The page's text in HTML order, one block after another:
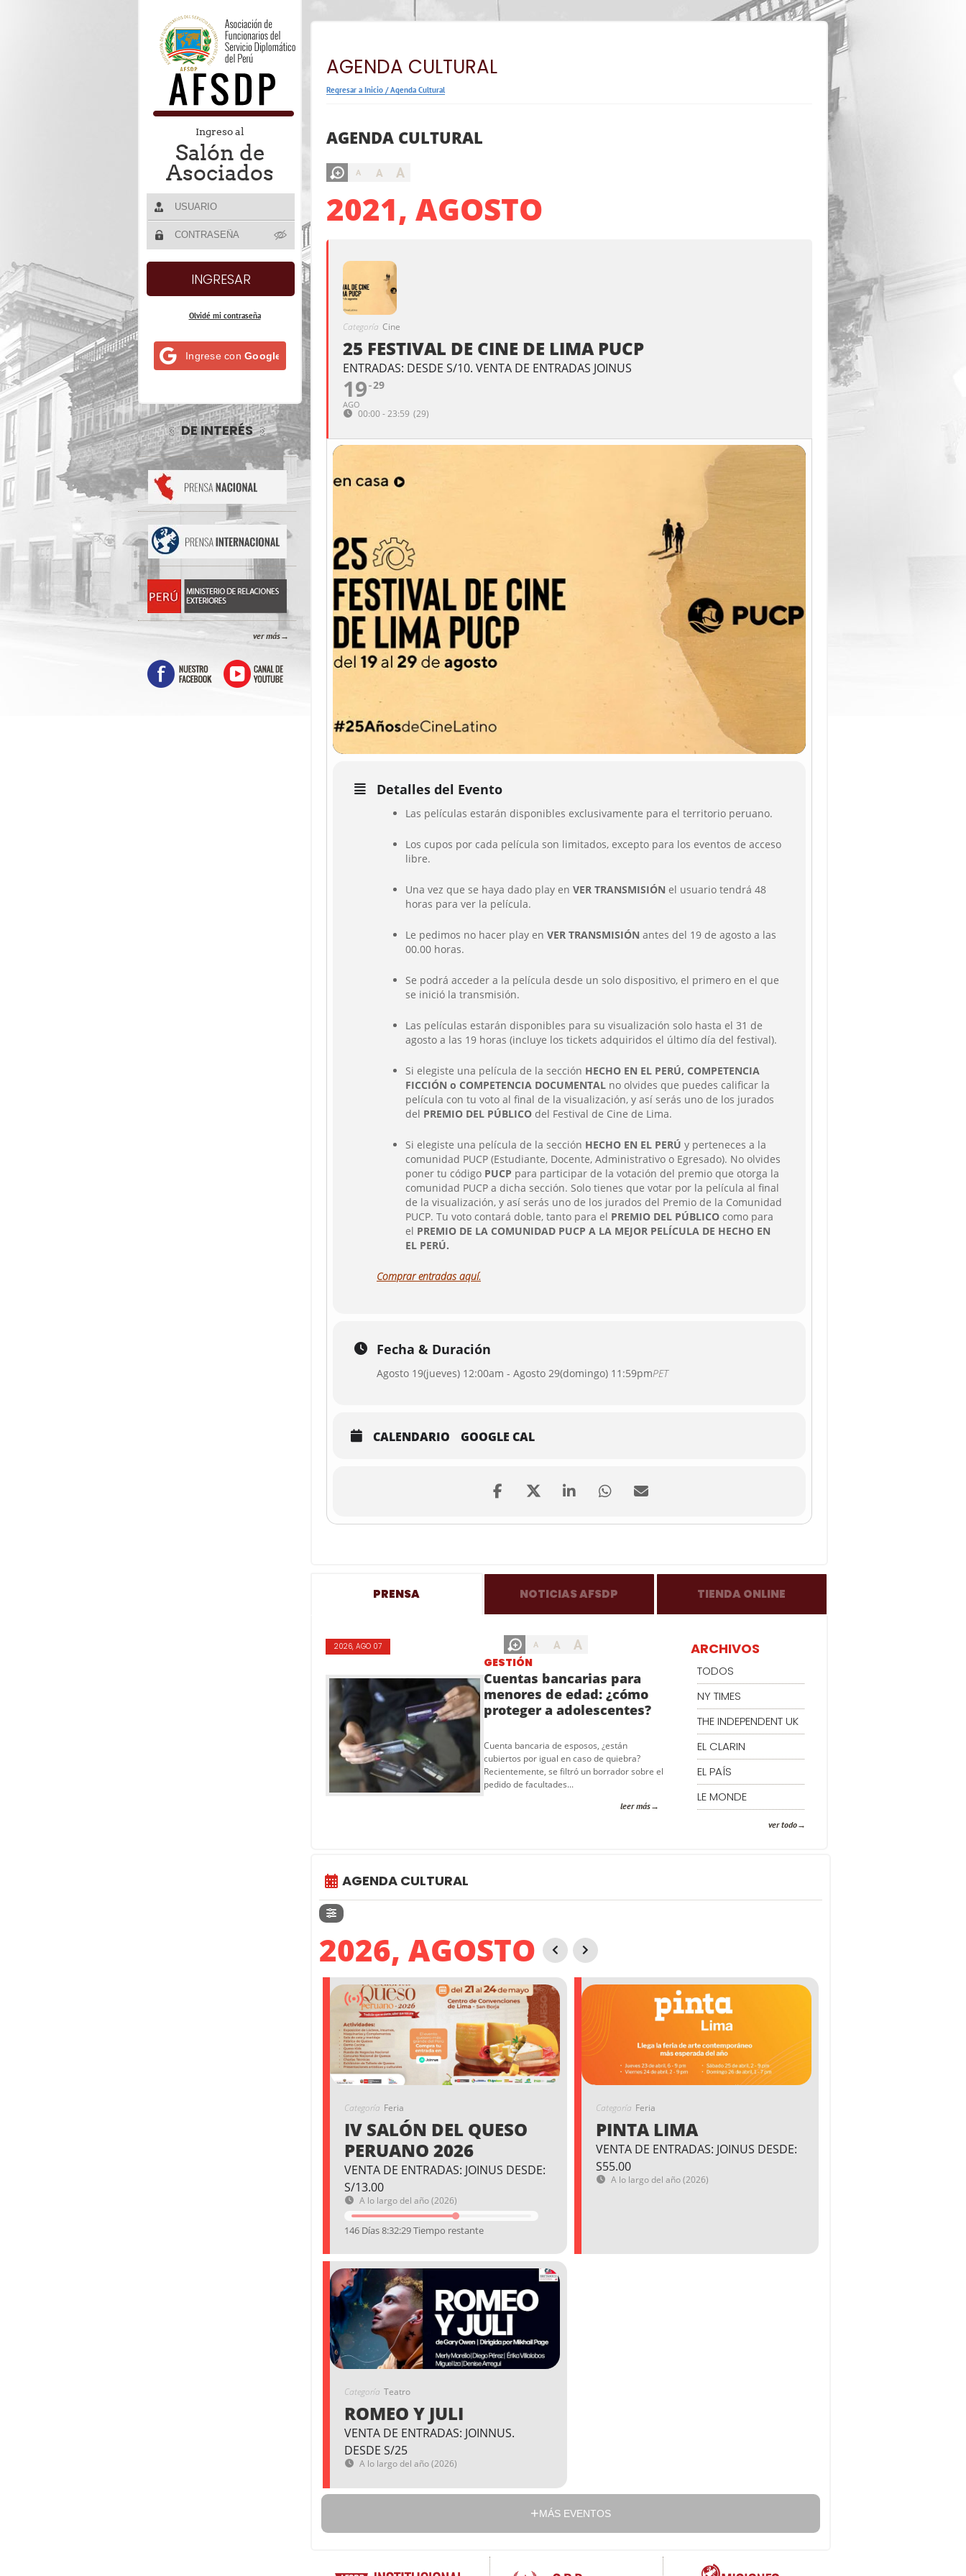
Ingreso al
Salón de
Asociados
Olvidé mi contraseña
Ingrese con Google
DE INTERÉS
ver más
AGENDA CULTURAL
Regresar a Inicio /Agenda Cultural
AGENDA CULTURAL
A A A
2021, AGOSTO
Categoría Cine
25 FESTIVAL DE CINE DE LIMA PUCP
ENTRADAS: DESDE S/10. VENTA DE ENTRADAS JOINUS
19
AGO
29
00:00 - 23:59 (29)
Detalles del Evento
Las películas estarán disponibles exclusivamente para el territorio peruano.
Los cupos por cada película son limitados, excepto para los eventos de acceso
libre.
Una vez que se haya dado play en VER TRANSMISIÓN el usuario tendrá 48
horas para ver la película.
Le pedimos no hacer play en VER TRANSMISIÓN antes del 19 de agosto a las
00.00 horas.
Se podrá acceder a la película desde un solo dispositivo, el primero en el que
se inició la transmisión.
Las películas estarán disponibles para su visualización solo hasta el 31 de
agosto a las 19 horas (incluye los tickets adquiridos el último día del festival).
Si elegiste una película de la sección HECHO EN EL PERÚ, COMPETENCIA
FICCIÓN o COMPETENCIA DOCUMENTAL no olvides que puedes calificar la
película con tu voto al final de la visualización, y así serás uno de los jurados
del PREMIO DEL PÚBLICO del Festival de Cine de Lima.
Si elegiste una película de la sección HECHO EN EL PERÚ y perteneces a la
comunidad PUCP (Estudiante, Docente, Administrativo o Egresado). No olvides
poner tu código PUCP para participar de la votación del premio que otorga la
comunidad PUCP a dicha sección. Solo tienes que votar por la película al final
de la visualización, y así serás uno de los jurados del Premio de la Comunidad
PUCP. Tu voto contará doble, tanto para el PREMIO DEL PÚBLICO como para
el PREMIO DE LA COMUNIDAD PUCP A LA MEJOR PELÍCULA DE HECHO EN
EL PERÚ.
Comprar entradas aquí.
Fecha & Duración
Agosto 19(jueves) 12:00am - Agosto 29(domingo) 11:59pmPET
CALENDARIO GOOGLE CAL
PRENSA NOTICIAS AFSDP TIENDA ONLINE
A A A
2026, AGO 07
GESTIÓN
Cuentas bancarias para
menores de edad: ¿cómo
proteger a adolescentes?
Cuenta bancaria de esposos, ¿están
cubiertos por igual en caso de quiebra?
Recientemente, se filtró un borrador sobre el
pedido de facultades...
leer más
ARCHIVOS
TODOS
NY TIMES
THE INDEPENDENT UK
EL CLARIN
EL PAÍS
LE MONDE
ver todo
AGENDA CULTURAL
2026, AGOSTO
Categoría Feria
IV SALÓN DEL QUESO
PERUANO 2026
VENTA DE ENTRADAS: JOINUS DESDE:
S/13.00
A lo largo del año (2026)
146 Días 8:32:28 Tiempo restante
Categoría Feria
PINTA LIMA
VENTA DE ENTRADAS: JOINUS DESDE:
S55.00
A lo largo del año (2026)
Categoría Teatro
ROMEO Y JULI
VENTA DE ENTRADAS: JOINNUS.
DESDE S/25
A lo largo del año (2026)
MÁS EVENTOS